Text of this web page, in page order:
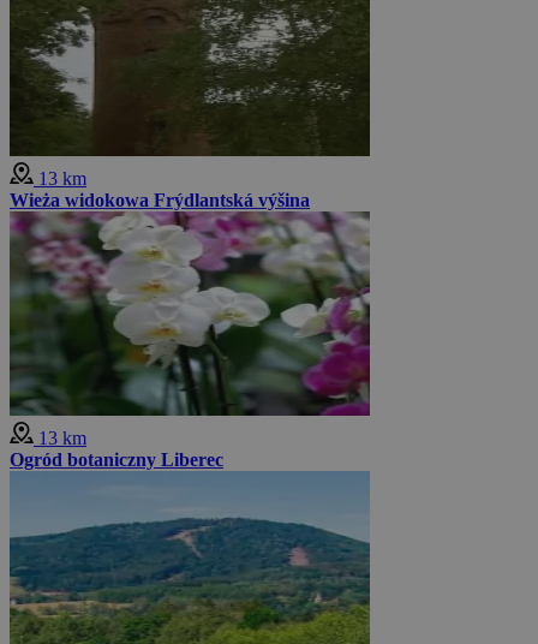
13 km
Wieża widokowa Frýdlantská výšina
13 km
Ogród botaniczny Liberec